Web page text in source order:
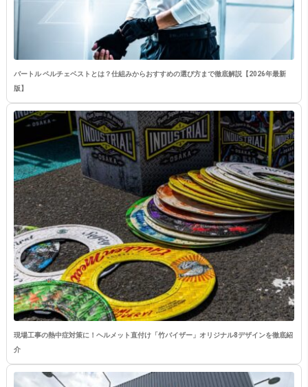
バートル ペルチェベストとは？仕組みからおすすめの選び方まで徹底解説【2026年最新
版】
現場工事の熱中症対策に！ヘルメット直付け「竹バイザー」オリジナル8デザインを徹底紹
介